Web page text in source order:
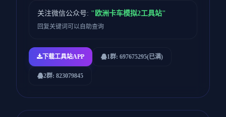
还是老司机，都能学到实用知识！ 👇 看完别忘
了点赞、投币、收藏，支持一下！
关注微信公众号: "欧洲卡车模拟2工具站"
回复关键词可以自助查询
下载工具站APP 1群: 697675295(已满)
2群: 823079845